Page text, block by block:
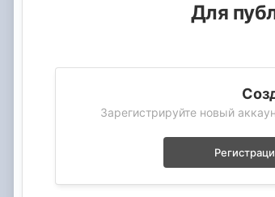
Для
Зарегистрируйте новый